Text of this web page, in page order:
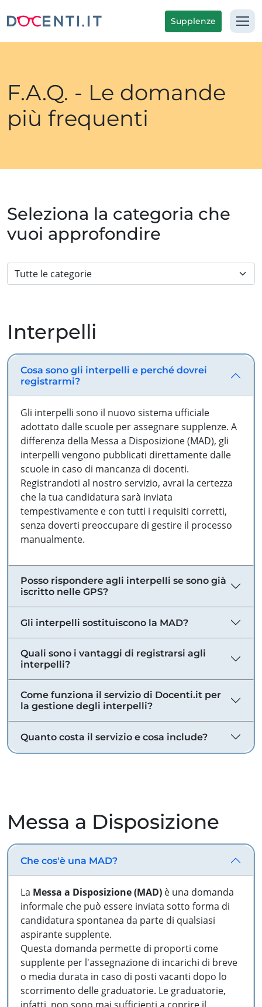
Supplenze
F.A.Q. - Le domande
più frequenti
Seleziona la categoria che
vuoi approfondire
Interpelli
Cosa sono gli interpelli e perché dovrei
registrarmi?
Gli interpelli sono il nuovo sistema ufficiale
adottato dalle scuole per assegnare supplenze. A
differenza della Messa a Disposizione (MAD), gli
interpelli vengono pubblicati direttamente dalle
scuole in caso di mancanza di docenti.
Registrandoti al nostro servizio, avrai la certezza
che la tua candidatura sarà inviata
tempestivamente e con tutti i requisiti corretti,
senza doverti preoccupare di gestire il processo
manualmente.
Posso rispondere agli interpelli se sono già
iscritto nelle GPS?
Gli interpelli sostituiscono la MAD?
Quali sono i vantaggi di registrarsi agli
interpelli?
Come funziona il servizio di Docenti.it per
la gestione degli interpelli?
Quanto costa il servizio e cosa include?
Messa a Disposizione
Che cos'è una MAD?
La Messa a Disposizione (MAD) è una domanda
informale che può essere inviata sotto forma di
candidatura spontanea da parte di qualsiasi
aspirante supplente.
Questa domanda permette di proporti come
supplente per l'assegnazione di incarichi di breve
o media durata in caso di posti vacanti dopo lo
scorrimento delle graduatorie. Le graduatorie,